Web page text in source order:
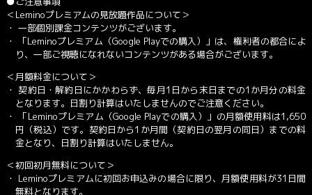
＜Leminoプレミアムの見放題作品について＞
・ 一部個別課金コンテンツがございます。
・
「Leminoプレミアム（Google Playでの購入）」 は、権利者の都合によ
り、一部ご視聴になれないコンテンツがある場合がございます。
＜月額料金について＞
・ 契約日・解約日にかかわらず、毎月1日から末日までの1か月分の料金
となります。日割り計算はいたしませんのでご注意ください。
・
「Leminoプレミアム（Google Playでの購入）」 の月額使用料は1,650
円（税込）です。契約日から1か月間（契約日の翌月の同日）までの料
金となり、日割り計算はいたしません。
＜初回初月無料について＞
・ Leminoプレミアムに初回お申込みの場合に限り、月額使用料が31日間
無料となります。